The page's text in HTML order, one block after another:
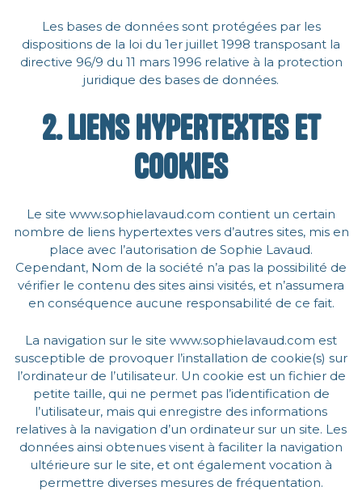
Les bases de données sont protégées par les
dispositions de la loi du 1er juillet 1998 transposant la
directive 96/9 du 11 mars 1996 relative à la protection
juridique des bases de données.
2. LIENS HYPERTEXTES ET
COOKIES
Le site www.sophielavaud.com contient un certain
nombre de liens hypertextes vers d’autres sites, mis en
place avec l’autorisation de Sophie Lavaud.
Cependant, Nom de la société n’a pas la possibilité de
vérifier le contenu des sites ainsi visités, et n’assumera
en conséquence aucune responsabilité de ce fait.
La navigation sur le site www.sophielavaud.com est
susceptible de provoquer l’installation de cookie(s) sur
l’ordinateur de l’utilisateur. Un cookie est un fichier de
petite taille, qui ne permet pas l’identification de
l’utilisateur, mais qui enregistre des informations
relatives à la navigation d’un ordinateur sur un site. Les
données ainsi obtenues visent à faciliter la navigation
ultérieure sur le site, et ont également vocation à
permettre diverses mesures de fréquentation.